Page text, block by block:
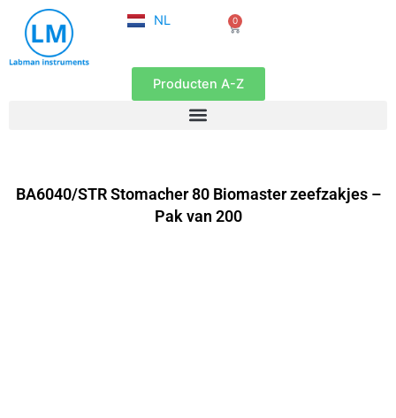
naar
NL
EN
0
Winkelwagen
Producten A-Z
BA6040/STR Stomacher 80 Biomaster zeefzakjes –
Pak van 200